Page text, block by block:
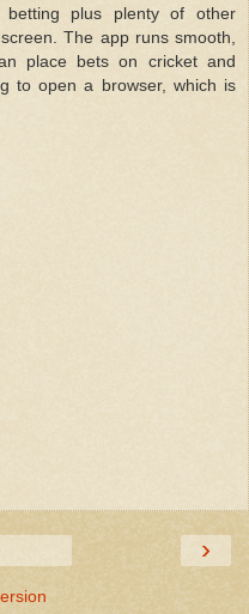
plus plenty of other
The app runs smooth,
place bets on cricket and
to open a browser, which is
›